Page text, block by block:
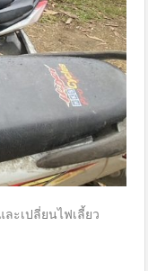
ะเปลี่ยนไฟเลี้ยว